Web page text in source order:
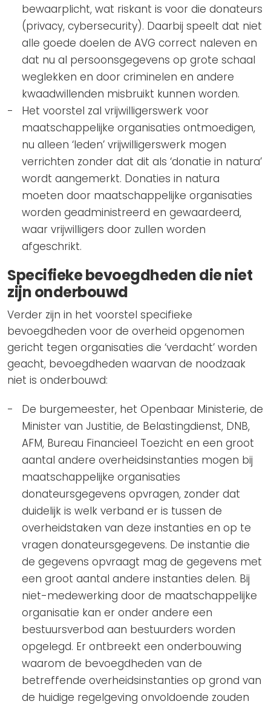
bewaarplicht, wat riskant is voor die donateurs
(privacy, cybersecurity). Daarbij speelt dat niet
alle goede doelen de AVG correct naleven en
dat nu al persoonsgegevens op grote schaal
weglekken en door criminelen en andere
kwaadwillenden misbruikt kunnen worden.
Het voorstel zal vrijwilligerswerk voor
maatschappelijke organisaties ontmoedigen,
nu alleen ‘leden’ vrijwilligerswerk mogen
verrichten zonder dat dit als ‘donatie in natura’
wordt aangemerkt. Donaties in natura
moeten door maatschappelijke organisaties
worden geadministreerd en gewaardeerd,
waar vrijwilligers door zullen worden
afgeschrikt.
Specifieke bevoegdheden die niet
zijn onderbouwd
Verder zijn in het voorstel specifieke
bevoegdheden voor de overheid opgenomen
gericht tegen organisaties die ‘verdacht’ worden
geacht, bevoegdheden waarvan de noodzaak
niet is onderbouwd:
De burgemeester, het Openbaar Ministerie, de
Minister van Justitie, de Belastingdienst, DNB,
AFM, Bureau Financieel Toezicht en een groot
aantal andere overheidsinstanties mogen bij
maatschappelijke organisaties
donateursgegevens opvragen, zonder dat
duidelijk is welk verband er is tussen de
overheidstaken van deze instanties en op te
vragen donateursgegevens. De instantie die
de gegevens opvraagt mag de gegevens met
een groot aantal andere instanties delen. Bij
niet-medewerking door de maatschappelijke
organisatie kan er onder andere een
bestuursverbod aan bestuurders worden
opgelegd. Er ontbreekt een onderbouwing
waarom de bevoegdheden van de
betreffende overheidsinstanties op grond van
de huidige regelgeving onvoldoende zouden